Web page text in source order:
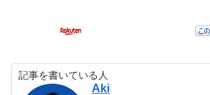
記事を書いている人
Aki